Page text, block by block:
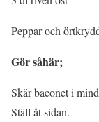
Peppar och
Gör såhär;
Skär baconet i
Ställ åt sidan.